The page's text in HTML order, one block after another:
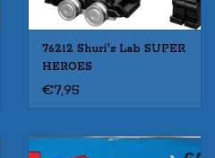
76212 Shuri's Lab SUPER
HEROES
€7,95